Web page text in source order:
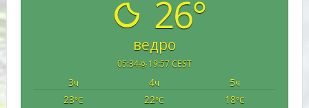
26°
ведро
05:34 19:57 CEST
3ч 4ч 5ч
23°C 22°C 18°C